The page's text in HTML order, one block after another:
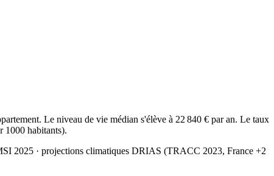
Le niveau de vie médian s'élève à 22 840 € par an. Le taux
1000 habitants).
2025 · projections climatiques DRIAS (TRACC 2023, France +2